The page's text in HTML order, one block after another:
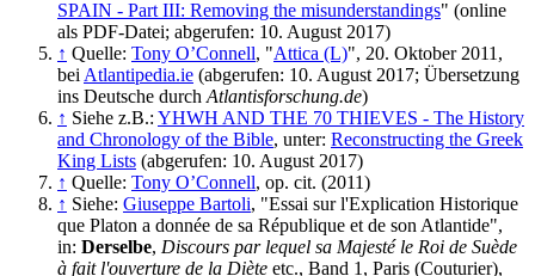
SPAIN - Part III: Removing the misunderstandings" (online
als PDF-Datei; abgerufen: 10. August 2017)
↑ Quelle: Tony O’Connell, "Attica (L)", 20. Oktober 2011,
bei Atlantipedia.ie (abgerufen: 10. August 2017; Übersetzung
ins Deutsche durch Atlantisforschung.de)
↑ Siehe z.B.: YHWH AND THE 70 THIEVES - The History
and Chronology of the Bible, unter: Reconstructing the Greek
King Lists (abgerufen: 10. August 2017)
↑ Quelle: Tony O’Connell, op. cit. (2011)
↑ Siehe: Giuseppe Bartoli, "Essai sur l'Explication Historique
que Platon a donnée de sa République et de son Atlantide",
in: Derselbe, Discours par lequel sa Majesté le Roi de Suède
à fait l'ouverture de la Diète etc., Band 1, Paris (Couturier),